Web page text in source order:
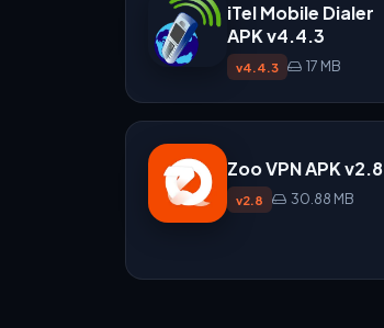
iTel Mobile Dialer
APK v4.4.3
v4.4.3 17 MB
Zoo VPN APK v2.8
v2.8 30.88 MB